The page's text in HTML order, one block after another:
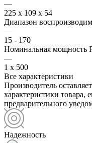
—
225 x 109 x 54
Диапазон
—
15 - 170
Номинальная мощность
—
1 x 500
Все характеристики
Производитель
характеристики товара,
предварительного
Надежность